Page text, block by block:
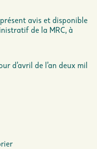
avis et disponible
de la MRC, à
d’avril de l’an deux mil